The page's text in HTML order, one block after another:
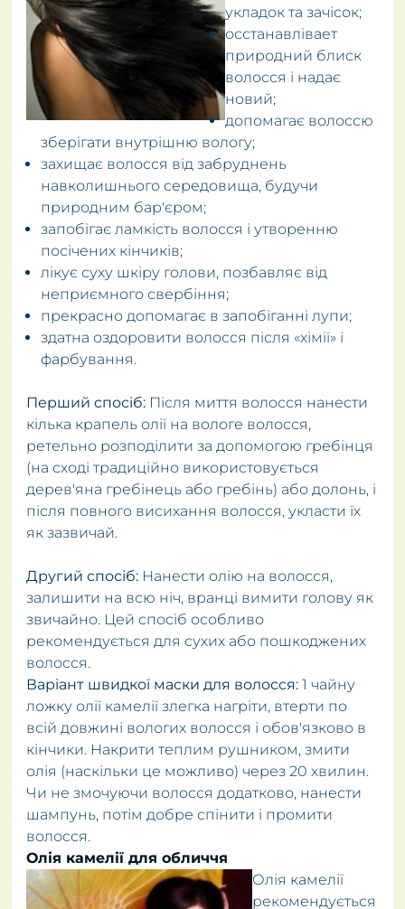
укладок та зачісок;
осстанавлівает
природний блиск
волосся і надає
новий;
допомагає волоссю
зберігати внутрішню вологу;
захищає волосся від забруднень
навколишнього середовища, будучи
природним бар'єром;
запобігає ламкість волосся і утворенню
посічених кінчиків;
лікує суху шкіру голови, позбавляє від
неприємного свербіння;
прекрасно допомагає в запобіганні лупи;
здатна оздоровити волосся після «хімії» і
фарбування.
Перший спосіб: Після миття волосся нанести
кілька крапель олії на вологе волосся,
ретельно розподілити за допомогою гребінця
(на сході традиційно використовується
дерев'яна гребінець або гребінь) або долонь, і
після повного висихання волосся, укласти їх
як зазвичай.
Другий спосіб: Нанести олію на волосся,
залишити на всю ніч, вранці вимити голову як
звичайно. Цей спосіб особливо
рекомендується для сухих або пошкоджених
волосся.
Варіант швидкої маски для волосся: 1 чайну
ложку олії камелії злегка нагріти, втерти по
всій довжині вологих волосся і обов'язково в
кінчики. Накрити теплим рушником, змити
олія (наскільки це можливо) через 20 хвилин.
Чи не змочуючи волосся додатково, нанести
шампунь, потім добре спінити і промити
волосся.
Олія камелії для обличчя
Олія камелії
рекомендується